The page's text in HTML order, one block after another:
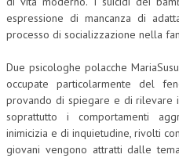
espressione di mancanza di
processo di socializzazione nella
Due psicologhe polacche
occupate particolarmente del
provando di spiegare e di rilevare i
soprattutto i comportamenti
inimicizia e di inquietudine, rivolti
giovani vengono attratti dalle